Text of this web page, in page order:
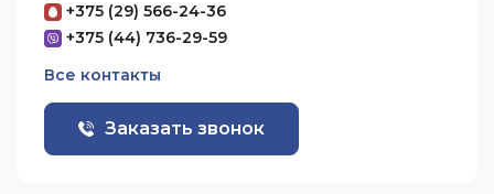
+375 (29) 566-24-36
+375 (44) 736-29-59
Все контакты
Заказать звонок